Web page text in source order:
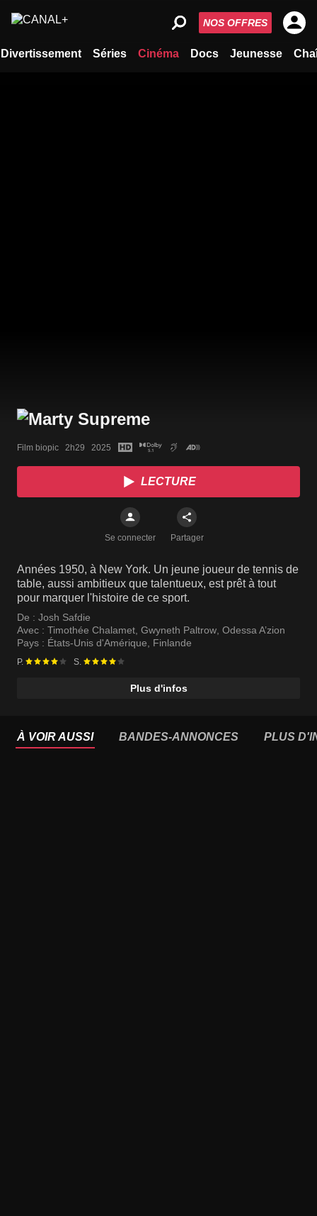
Divertissement Séries Cinéma Docs Jeunesse
NOS OFFRES
Film biopic   2h29   2025
LECTURE
Se connecter Partager
Années 1950, à New York. Un jeune joueur de tennis de
table, aussi ambitieux que talentueux, est prêt à tout
pour marquer l'histoire de ce sport.
De : Josh Safdie
Avec : Timothée Chalamet, Gwyneth Paltrow, Odessa A’zion
Pays : États-Unis d'Amérique, Finlande
P. S.
Plus d'infos
À VOIR AUSSI BANDES-ANNONCES PLUS